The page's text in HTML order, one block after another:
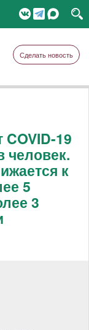
Сделать новость
19
человек.
к
5
3